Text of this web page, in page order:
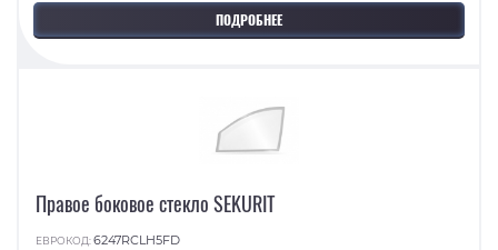
ПОДРОБНЕЕ
Правое боковое стекло SEKURIT
ЕВРОКОД:6247RCLH5FD